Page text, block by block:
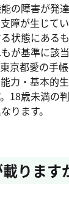
の障害が発
障が生じて
状態にある
が基準に該
京都愛の手
力・基本的
18歳未満の
ります。
ります